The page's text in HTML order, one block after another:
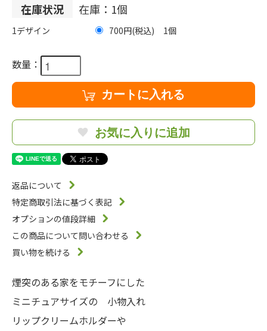
在庫状況
在庫：1個
1デザイン 700円(税込) 1
数量：
カートに入れる
お気に入りに追加
返品について
特定商取引法に基づく表記
オプションの値段詳細
この商品について問い合わせる
買い物を続ける
煙突のある家をモチーフにした
ミニチュアサイズの 小物入れ
リップクリームホルダーや